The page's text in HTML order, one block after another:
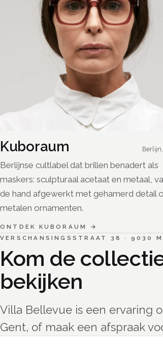
Kuboraum
Berlijnse cultlabel dat brillen benadert als
maskers: sculpturaal acetaat en metaal,
de hand afgewerkt met gehamerd detail
metalen ornamenten.
ONTDEK KUBORAUM →
VERSCHANSINGSSTRAAT 38 · 9030
Kom de
bekijken
Villa Bellevue is een ervaring
Gent, of maak een afspraak